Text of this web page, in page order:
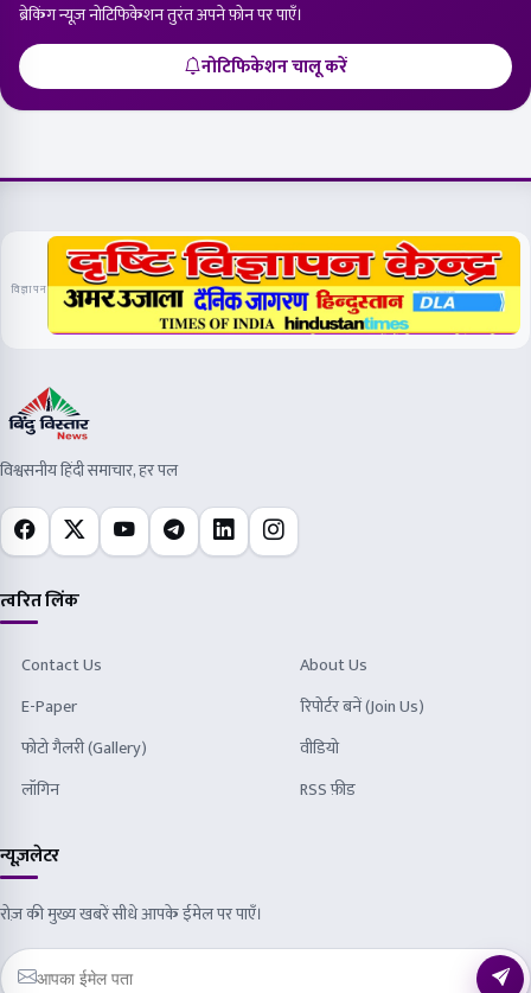
ब्रेकिंग न्यूज़ नोटिफिकेशन तुरंत अपने फ़ोन पर पाएँ।
नोटिफिकेशन चालू करें
विज्ञापन
विश्वसनीय हिंदी समाचार, हर पल
त्वरित लिंक
Contact Us
About Us
E-Paper
रिपोर्टर बनें (Join Us)
फोटो गैलरी (Gallery)
वीडियो
लॉगिन
RSS फ़ीड
न्यूज़लेटर
रोज़ की मुख्य खबरें सीधे आपके ईमेल पर पाएँ।